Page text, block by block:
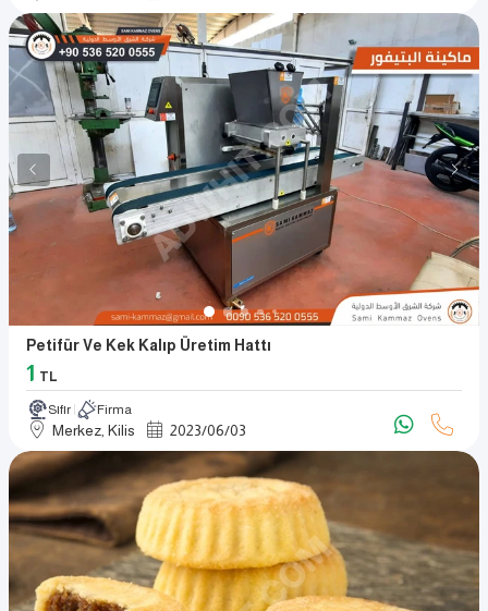
Petifür Ve Kek Kalıp Üretim Hattı
1 TL
Sıfır Firma
Merkez, Kilis 2023/06/03